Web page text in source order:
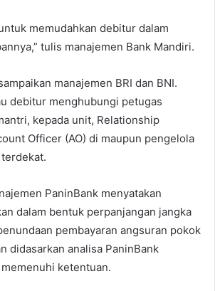
memudahkan debitur dalam
tulis manajemen Bank Mandiri.
manajemen BRI dan BNI.
debitur menghubungi petugas
kepada unit, Relationship
Officer (AO) di maupun pengelola
PaninBank menyatakan
dalam bentuk perpanjangan jangka
pembayaran angsuran pokok
didasarkan analisa PaninBank
ketentuan.